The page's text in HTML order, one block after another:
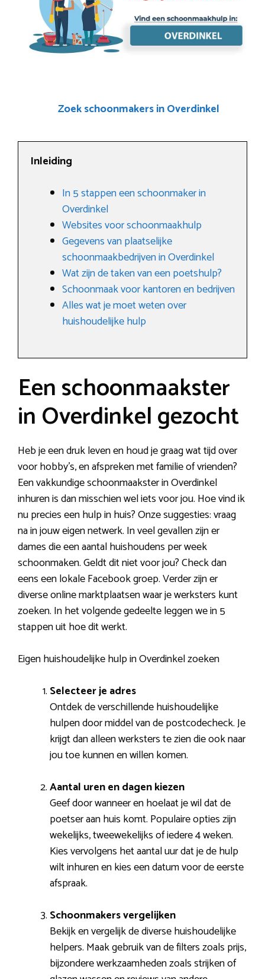
Zoek schoonmakers in Overdinkel
Inleiding
In 5 stappen een schoonmaker in
Overdinkel
Websites voor schoonmaakhulp
Gegevens van plaatselijke
schoonmaakbedrijven in Overdinkel
Wat zijn de taken van een poetshulp?
Schoonmaak voor kantoren en bedrijven
Alles wat je moet weten over
huishoudelijke hulp
Een schoonmaakster
in Overdinkel gezocht
Heb je een druk leven en houd je graag wat tijd over
voor hobby’s, en afspreken met familie of vrienden?
Een vakkundige schoonmaakster in Overdinkel
inhuren is dan misschien wel iets voor jou. Hoe vind ik
nu precies een hulp in huis? Onze suggesties: vraag
na in jouw eigen netwerk. In veel gevallen zijn er
dames die een aantal huishoudens per week
schoonmaken. Geldt dit niet voor jou? Check dan
eens een lokale Facebook groep. Verder zijn er
diverse online marktplaatsen waar je werksters kunt
zoeken. In het volgende gedeelte leggen we in 5
stappen uit hoe dit werkt.
Eigen huishoudelijke hulp in Overdinkel zoeken
Selecteer je adres
Ontdek de verschillende huishoudelijke
hulpen door middel van de postcodecheck. Je
krijgt dan alleen werksters te zien die ook naar
jou toe kunnen en willen komen.
Aantal uren en dagen kiezen
Geef door wanneer en hoelaat je wil dat de
poetser aan huis komt. Populaire opties zijn
wekelijks, tweewekelijks of iedere 4 weken.
Kies vervolgens het aantal uur dat je de hulp
wilt inhuren en kies een datum voor de eerste
afspraak.
Schoonmakers vergelijken
Bekijk en vergelijk de diverse huishoudelijke
helpers. Maak gebruik van de filters zoals prijs,
bijzondere werkzaamheden zoals strijken of